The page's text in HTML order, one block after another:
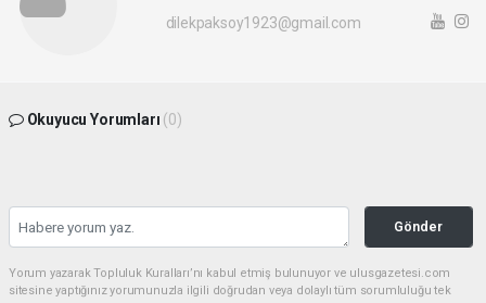
dilekpaksoy1923@gmail.com
Okuyucu Yorumları (0)
Gönder
Yorum yazarak Topluluk Kuralları’nı kabul etmiş bulunuyor ve ulusgazetesi.com
sitesine yaptığınız yorumunuzla ilgili doğrudan veya dolaylı tüm sorumluluğu tek